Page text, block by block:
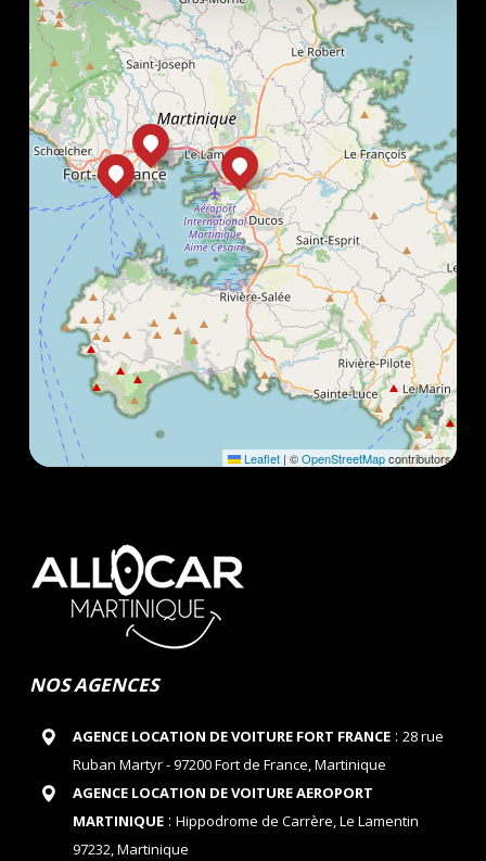
Leaflet | ©OpenStreetMapcontributors
NOS AGENCES
AGENCE LOCATION DE VOITURE FORT FRANCE: 28 rue
Ruban Martyr - 97200 Fort de France, Martinique
AGENCE LOCATION DE VOITURE AEROPORT
MARTINIQUE: Hippodrome de Carrère, Le Lamentin
97232, Martinique